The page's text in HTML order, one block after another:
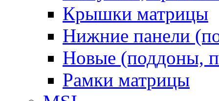
Крышки матрицы
Нижние панели
Новые (поддоны,
Рамки матрицы